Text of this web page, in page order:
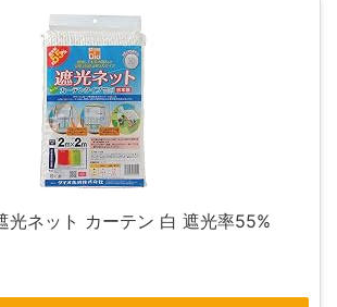
光ネット カーテン 白 遮光率55%